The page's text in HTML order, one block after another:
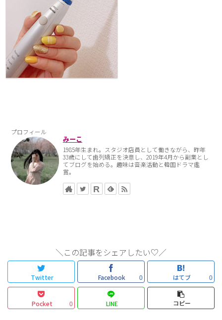
プロフィール
みーこ
1985年生まれ。スタジオ店員として働きながら、昨年
33歳にして歯列矯正を決意し、2019年4月から副業とし
てブログを始める。趣味は音楽活動と韓国ドラマ鑑
賞。
＼この記事をシェアしたい♡／
Twitter Facebook 0 はてブ 0
Pocket 0 LINE コピー